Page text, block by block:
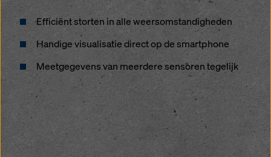
Efficiënt storten in alle weersomstandigheden
Handige visualisatie direct op de smartphone
Meetgegevens van meerdere sensoren tegelijk